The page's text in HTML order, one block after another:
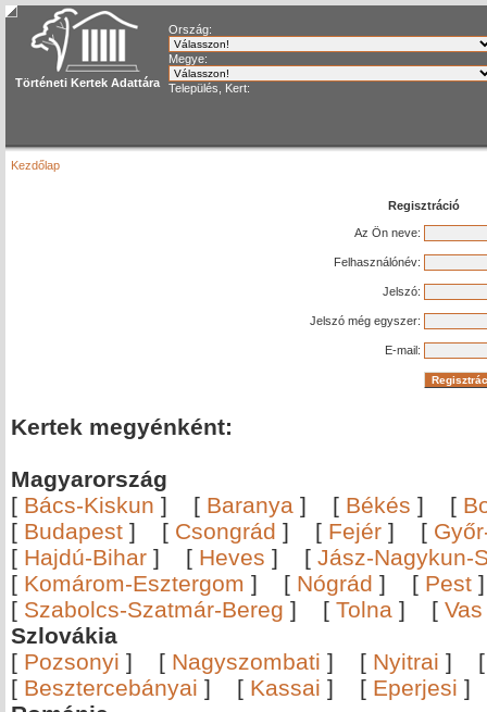
Történeti Kertek Adattára
Ország:
Megye:
Település, Kert:
Kezdőlap
Regisztráció
Az Ön neve:
Felhasználónév:
Jelszó:
Jelszó még egyszer:
E-mail:
Kertek megyénként:
Magyarország
[ Bács-Kiskun ] [ Baranya ] [ Békés ] [
[ Budapest ] [ Csongrád ] [ Fejér ] [
[ Hajdú-Bihar ] [ Heves ] [ Jász-Nagykun-
[ Komárom-Esztergom ] [ Nógrád ] [ Pest
[ Szabolcs-Szatmár-Bereg ] [ Tolna ] [ Vas
Szlovákia
[ Pozsonyi ] [ Nagyszombati ] [ Nyitrai ]
[ Besztercebányai ] [ Kassai ] [ Eperjesi